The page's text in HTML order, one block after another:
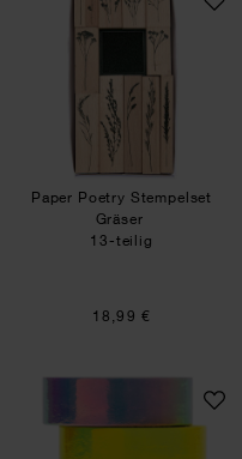
Paper Poetry Stempelset
Gräser
13-teilig
18,99 €
Paper